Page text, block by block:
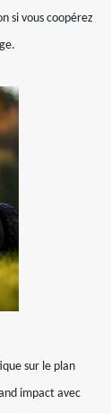
si vous coopérez
sur le plan
impact avec